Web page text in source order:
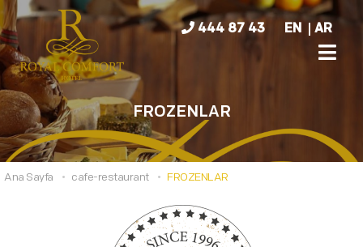
444 87 43 EN AR
FROZENLAR
Ana Sayfa cafe-restaurant FROZENLAR